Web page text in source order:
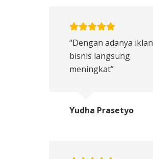
“Dengan adanya iklan
bisnis langsung
meningkat”
Yudha Prasetyo